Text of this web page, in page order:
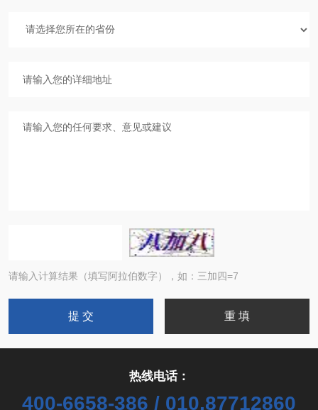
请输入计算结果（填写阿拉伯数字），如：三加四=7
热线电话：
400-6658-386 / 010,87712860